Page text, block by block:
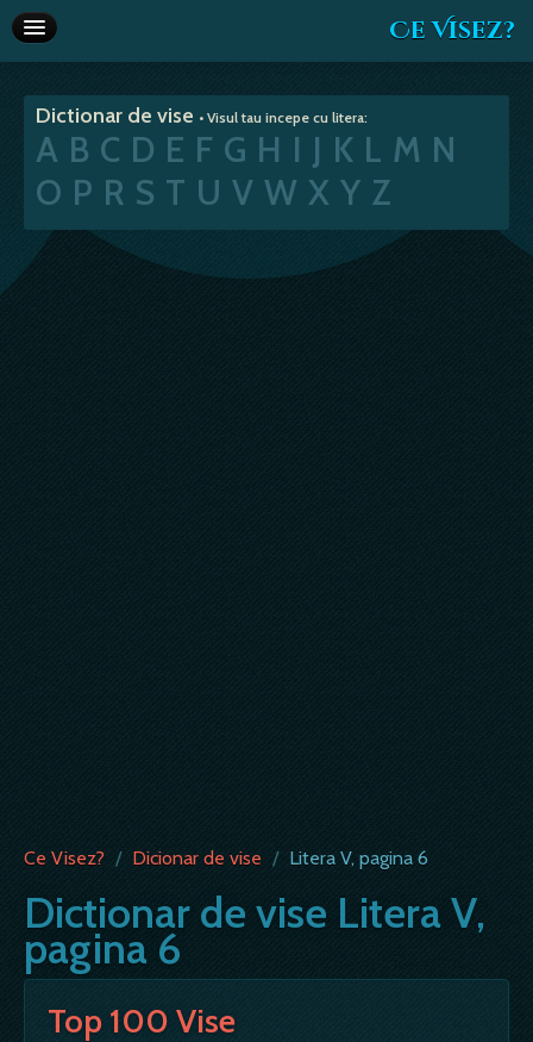
Ce Visez?
Interpretare vise
Articole
Va recomandam
Dictionar de vise • Visul tau incepe cu litera:
A B C D E F G H I J K L M N
O P R S T U V W X Y Z
Ce Visez? / Dicionar de vise / Litera V, pagina 6
Dictionar de vise Litera V,
pagina 6
Top 100 Vise